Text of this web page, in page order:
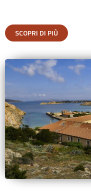
SCOPRI DI PIÙ